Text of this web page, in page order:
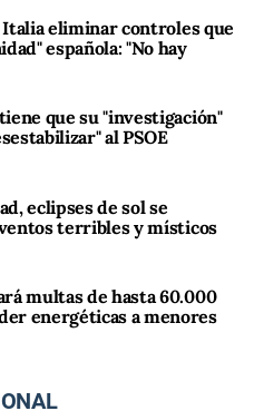
Italia eliminar controles que
española: "No hay
que su "investigación"
al PSOE
eclipses de sol se
terribles y místicos
multas de hasta 60.000
energéticas a menores